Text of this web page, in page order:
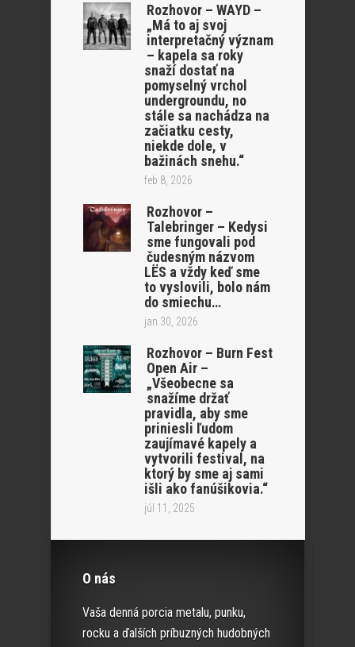
Rozhovor – WAYD –
„Má to aj svoj
interpretačný význam
– kapela sa roky
snaží dostať na
pomyselný vrchol
undergroundu, no
stále sa nachádza na
začiatku cesty,
niekde dole, v
bažinách snehu.“
feb 8, 2026
Rozhovor –
Talebringer – Kedysi
sme fungovali pod
čudesným názvom
LËS a vždy keď sme
to vyslovili, bolo nám
do smiechu…
jan 30, 2026
Rozhovor – Burn Fest
Open Air –
„Všeobecne sa
snažíme držať
pravidla, aby sme
priniesli ľudom
zaujímavé kapely a
vytvorili festival, na
ktorý by sme aj sami
išli ako fanúšikovia.“
júl 11, 2025
O nás
Vaša denná porcia metalu, punku,
rocku a ďalších príbuzných hudobných